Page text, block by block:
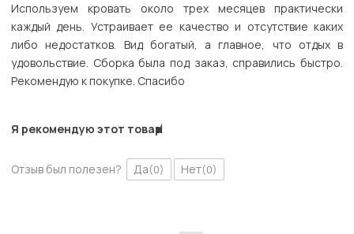
Используем кровать около трех месяцев практически
каждый день. Устраивает ее качество и отсутствие каких
либо недостатков. Вид богатый, а главное, что отдых в
удовольствие. Сборка была под заказ, справились быстро.
Рекомендую к покупке. Спасибо
Я рекомендую этот товар
Отзыв был полезен? Да(0) Нет(0)